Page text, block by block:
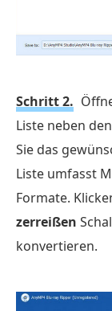
Schritt 2.
Liste neben
Sie das
Liste umfasst
Formate.
zerreißen
konvertieren.